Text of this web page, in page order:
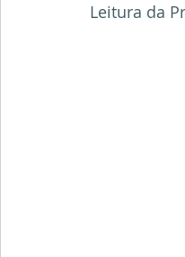
Leitura da